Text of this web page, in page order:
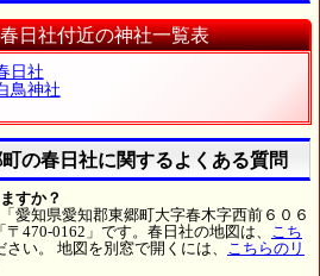
日社付近の神社一覧表
日社
鳥神社
の春日社に関するよくある質問
すか？
愛知県愛知郡東郷町大字春木字西前６０６
470-0162」です。春日社の地図は、 こち
さい。 地図を別窓で開くには、 こちらのリ